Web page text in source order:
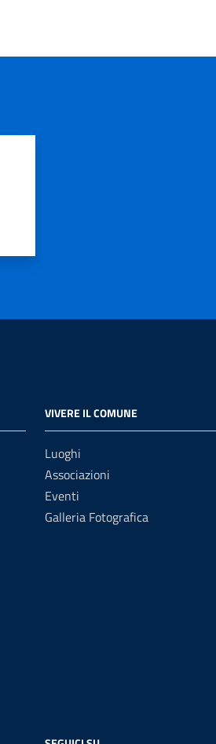
VIVERE IL COMUNE
Luoghi
Associazioni
Eventi
Galleria Fotografica